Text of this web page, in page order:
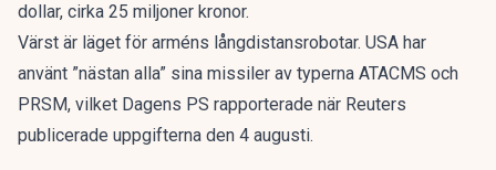
dollar, cirka 25 miljoner kronor.
Värst är läget för arméns långdistansrobotar. USA har
använt ”nästan alla” sina missiler av typerna ATACMS och
PRSM, vilket Dagens PS rapporterade när Reuters
publicerade uppgifterna den 4 augusti.